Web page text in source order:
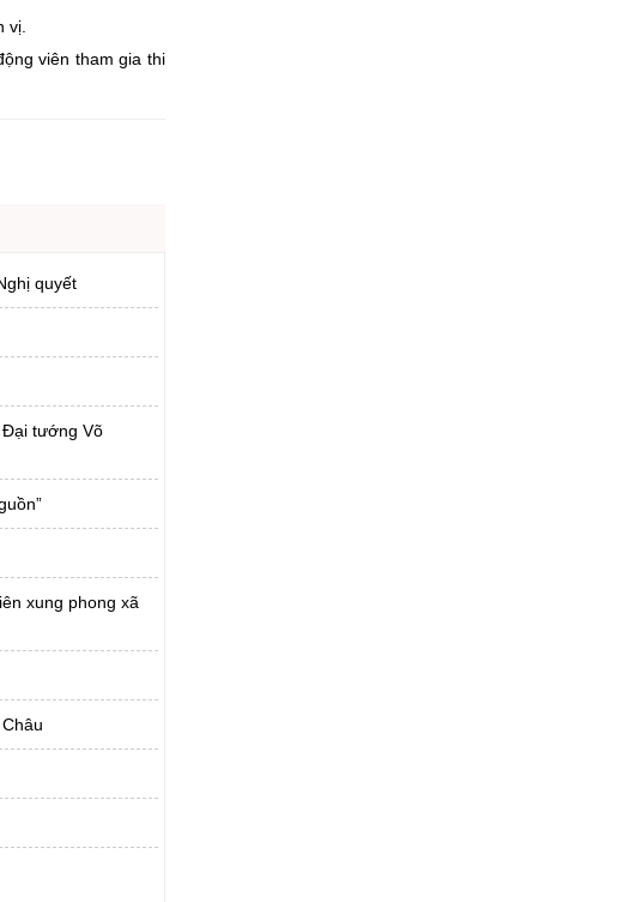
vị.
viên tham gia thi
quyết
Đại tướng Võ
xung phong xã